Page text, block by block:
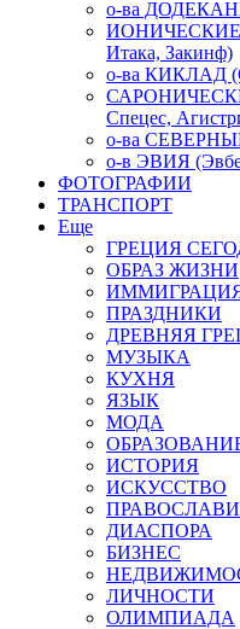
о-ва
ИОНИЧЕСКИЕ
Итака, Закинф)
о-ва КИКЛАД
Спецес,
о-ва
о-в ЭВИЯ
ФОТОГРАФИИ
ТРАНСПОРТ
Еще
ГРЕЦИЯ
ОБРАЗ ЖИЗНИ
ПРАЗДНИКИ
ДРЕВНЯЯ
МУЗЫКА
КУХНЯ
ЯЗЫК
МОДА
ИСТОРИЯ
ИСКУССТВО
ДИАСПОРА
БИЗНЕС
ЛИЧНОСТИ
ОЛИМПИАДА